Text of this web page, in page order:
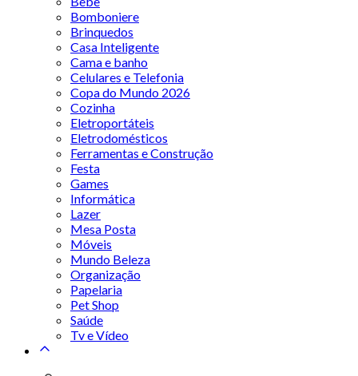
Bomboniere
Brinquedos
Casa Inteligente
Cama e banho
Celulares e Telefonia
Copa do Mundo 2026
Cozinha
Eletroportáteis
Eletrodomésticos
Ferramentas e Construção
Festa
Games
Informática
Lazer
Mesa Posta
Móveis
Mundo Beleza
Organização
Papelaria
Pet Shop
Saúde
Tv e Vídeo